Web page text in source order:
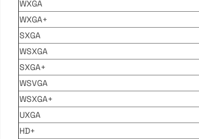
WXGA
WXGA+
SXGA
WSXGA
SXGA+
WSVGA
WSXGA+
UXGA
HD+